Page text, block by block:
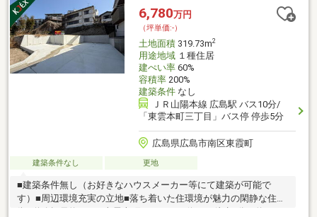
580m)■ ご希望の住まい探しをお手伝いします ━━━━━・・・
物件の詳細・ご相談はお気軽にお問い合わせください。
6,780万円
（坪単価:-）
土地面積319.73m2
用途地域１種住居
建ぺい率60%
容積率200%
建築条件なし
ＪＲ山陽本線 広島駅 バス10分/
「東雲本町三丁目」バス停 停歩5分
広島県広島市南区東霞町
建築条件なし 更地
■建築条件無し（お好きなハウスメーカー等にて建築が可能で
す）■周辺環境充実の立地■落ち着いた住環境が魅力の閑静な住宅